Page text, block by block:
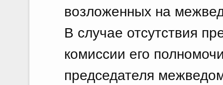
возложенных на
В случае отсутствия
комиссии его
председателя